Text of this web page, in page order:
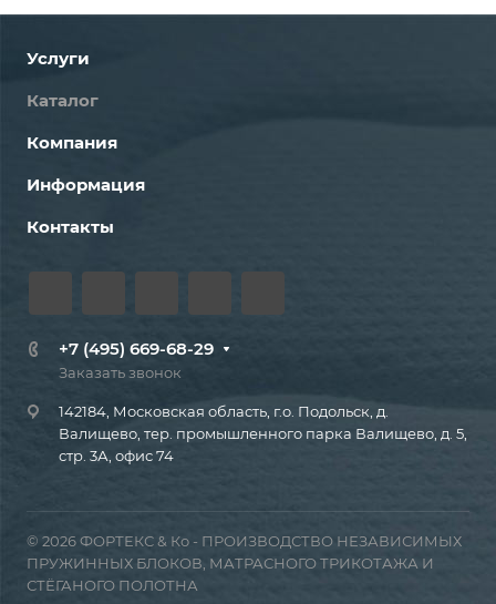
Услуги
Каталог
Компания
Информация
Контакты
+7 (495) 669-68-29
Заказать звонок
142184, Московская область, г.о. Подольск, д.
Валищево, тер. промышленного парка Валищево, д. 5,
стр. 3А, офис 74
© 2026 ФОРТЕКС & Ко - ПРОИЗВОДСТВО НЕЗАВИСИМЫХ
ПРУЖИННЫХ БЛОКОВ, МАТРАСНОГО ТРИКОТАЖА И
СТЁГАНОГО ПОЛОТНА